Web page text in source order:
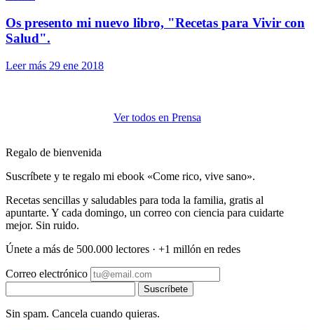
Os presento mi nuevo libro, "Recetas para Vivir con
Salud".
Leer más 29 ene 2018
Ver todos en Prensa
Regalo de bienvenida
Suscríbete y te regalo mi ebook «Come rico, vive sano».
Recetas sencillas y saludables para toda la familia, gratis al
apuntarte. Y cada domingo, un correo con ciencia para cuidarte
mejor. Sin ruido.
Únete a más de 500.000 lectores · +1 millón en redes
Correo electrónico
Suscríbete
Sin spam. Cancela cuando quieras.